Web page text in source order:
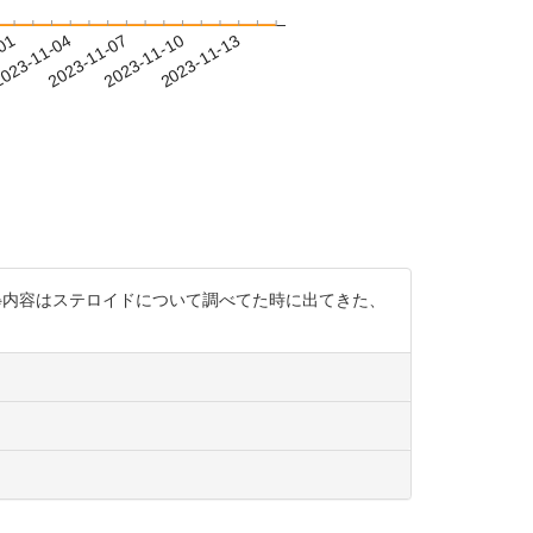
11-04
2023-11-072023-11-102023-11-13
はステロイドについて調べてた時に出てきた、